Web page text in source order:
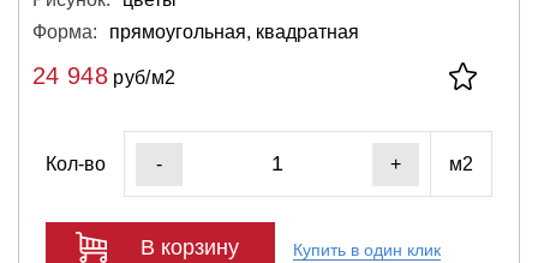
Форма:
прямоугольная, квадратная
24 948руб/м2
Кол-во - + м2
В корзину Купить в один клик